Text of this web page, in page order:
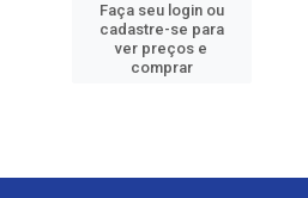
Faça seu login ou
cadastre-se para
ver preços e
comprar